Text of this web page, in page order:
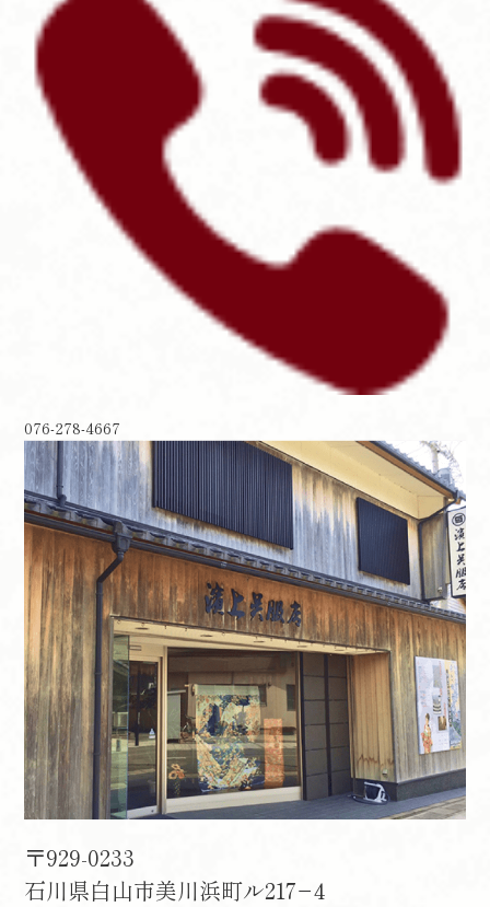
076-278-4667
〒929-0233
石川県白山市美川浜町ル217−4